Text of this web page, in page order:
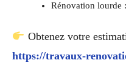
Rénovation lourde
Obtenez votre
https://travaux-